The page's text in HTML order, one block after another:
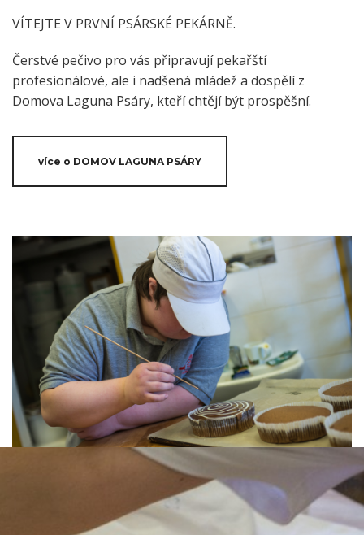
VÍTEJTE V PRVNÍ PSÁRSKÉ PEKÁRNĚ.
Čerstvé pečivo pro vás připravují pekařští
profesionálové, ale i nadšená mládež a dospělí z
Domova Laguna Psáry, kteří chtějí být prospěšní.
více o DOMOV LAGUNA PSÁRY